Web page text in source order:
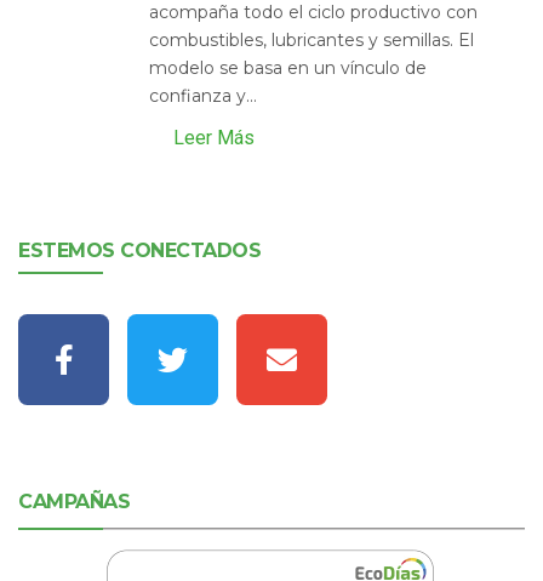
acompaña todo el ciclo productivo con
combustibles, lubricantes y semillas. El
modelo se basa en un vínculo de
confianza y...
Leer Más
ESTEMOS CONECTADOS
CAMPAÑAS